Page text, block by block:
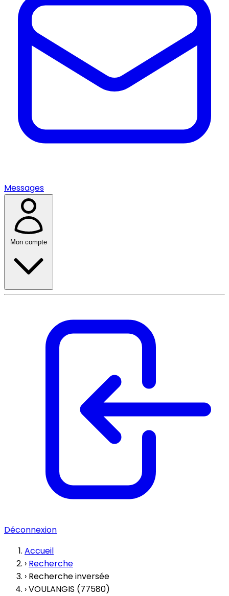
Messages
Mon compte
Déconnexion
Accueil
› Recherche
› Recherche inversée
›VOULANGIS (77580)